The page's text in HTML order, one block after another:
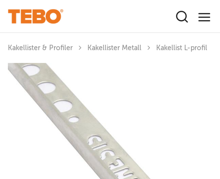
Kakellister & Profiler Kakellister Metall Kakellist L-profil